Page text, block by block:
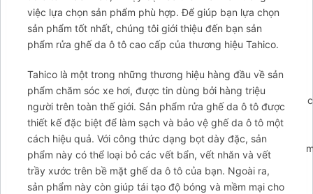
việc lựa chọn sản phẩm phù hợp. Để giúp bạn lựa chọn
sản phẩm tốt nhất, chúng tôi giới thiệu đến bạn sản
phẩm rửa ghế da ô tô cao cấp của thương hiệu Tahico.
Tahico là một trong những thương hiệu hàng đầu về sản
phẩm chăm sóc xe hơi, được tin dùng bởi hàng triệu
người trên toàn thế giới. Sản phẩm rửa ghế da ô tô được
thiết kế đặc biệt để làm sạch và bảo vệ ghế da ô tô một
cách hiệu quả. Với công thức dạng bọt dày đặc, sản
phẩm này có thể loại bỏ các vết bẩn, vết nhăn và vết
trầy xước trên bề mặt ghế da ô tô của bạn. Ngoài ra,
sản phẩm này còn giúp tái tạo độ bóng và mềm mại cho
';arcItem.includeIconToSlider=true;arcItem.href='https://
arcItem={};arcItem.id='msg-item-
9';arcItem.onClick=function(e)
false;} arcItem.class='msg-item-phone';arcItem.title="Gọi
lại cho tôi";arcItem.icon='